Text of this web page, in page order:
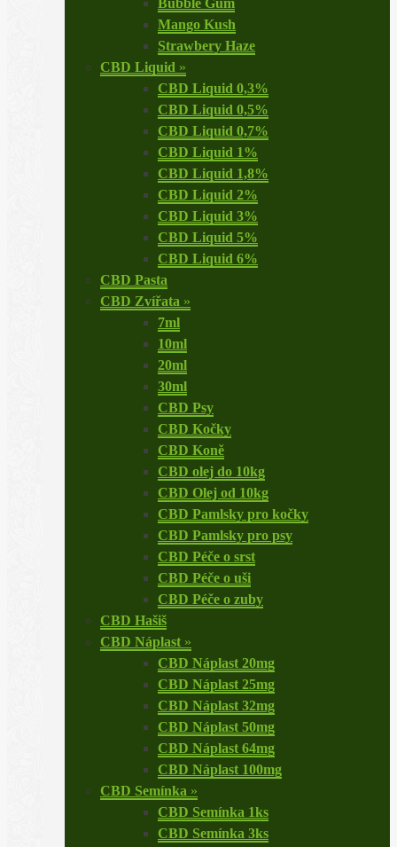
Bubble Gum
Mango Kush
Strawbery Haze
CBD Liquid »
CBD Liquid 0,3%
CBD Liquid 0,5%
CBD Liquid 0,7%
CBD Liquid 1%
CBD Liquid 1,8%
CBD Liquid 2%
CBD Liquid 3%
CBD Liquid 5%
CBD Liquid 6%
CBD Pasta
CBD Zvířata »
7ml
10ml
20ml
30ml
CBD Psy
CBD Kočky
CBD Koně
CBD olej do 10kg
CBD Olej od 10kg
CBD Pamlsky pro kočky
CBD Pamlsky pro psy
CBD Péče o srst
CBD Péče o uši
CBD Péče o zuby
CBD Hašiš
CBD Náplast »
CBD Náplast 20mg
CBD Náplast 25mg
CBD Náplast 32mg
CBD Náplast 50mg
CBD Náplast 64mg
CBD Náplast 100mg
CBD Semínka »
CBD Semínka 1ks
CBD Semínka 3ks